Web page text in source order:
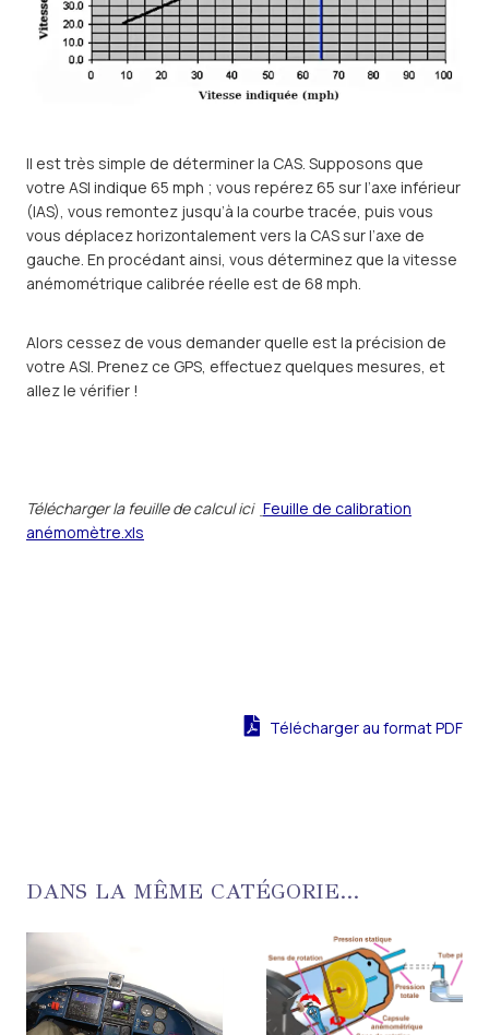
Il est très simple de déterminer la CAS. Supposons que
votre ASI indique 65 mph ; vous repérez 65 sur l’axe inférieur
(IAS), vous remontez jusqu’à la courbe tracée, puis vous
vous déplacez horizontalement vers la CAS sur l’axe de
gauche. En procédant ainsi, vous déterminez que la vitesse
anémométrique calibrée réelle est de 68 mph.
Alors cessez de vous demander quelle est la précision de
votre ASI. Prenez ce GPS, effectuez quelques mesures, et
allez le vérifier !
Télécharger la feuille de calcul ici Feuille de calibration
anémomètre.xls
Télécharger au format PDF
DANS LA MÊME CATÉGORIE...